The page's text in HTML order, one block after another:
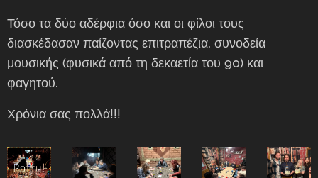
Τόσο τα δύο αδέρφια όσο και οι φίλοι τους
διασκέδασαν παίζοντας επιτραπέζια, συνοδεία
μουσικής (φυσικά από τη δεκαετία του 90) και
φαγητού.
Χρόνια σας πολλά!!!